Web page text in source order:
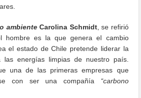
ambienteCarolina Schmidt, se refirió
hombre es la que genera el cambio
el estado de Chile pretende liderar la
las energías limpias de nuestro país.
una de las primeras empresas que
con ser una compañía “carbono